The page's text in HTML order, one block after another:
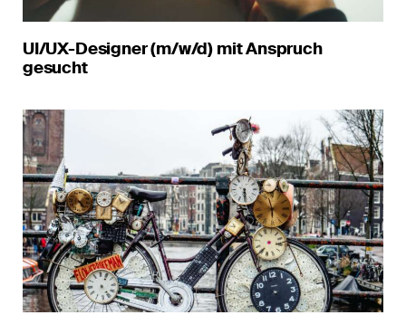
UI/UX-Designer (m/w/d) mit Anspruch
gesucht